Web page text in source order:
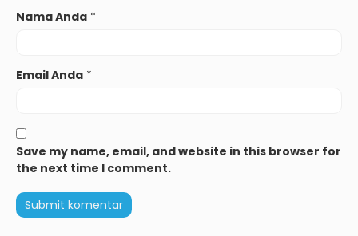
Nama Anda *
Email Anda *
Save my name, email, and website in this browser for
the next time I comment.